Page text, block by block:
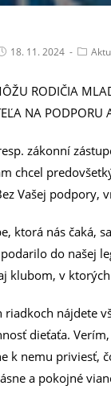
18. 11. 2024
RODIČIA
NA PODPORU
zákonní
chcel
Vašej podpory,
ktorá nás čaká,
do našej
klubom, v
riadkoch nájdete
dieťaťa.
k nemu priviesť,
a pokojné